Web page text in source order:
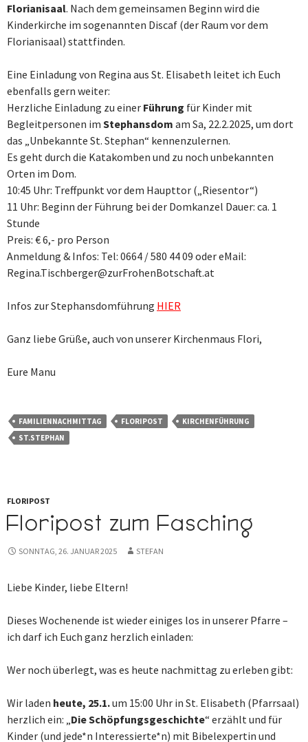
Florianisaal. Nach dem gemeinsamen Beginn wird die
Kinderkirche im sogenannten Discaf (der Raum vor dem
Florianisaal) stattfinden.
Eine Einladung von Regina aus St. Elisabeth leitet ich Euch
ebenfalls gern weiter:
Herzliche Einladung zu einer Führung für Kinder mit
Begleitpersonen im Stephansdom am Sa, 22.2.2025, um dort
das „Unbekannte St. Stephan“ kennenzulernen.
Es geht durch die Katakomben und zu noch unbekannten
Orten im Dom.
10:45 Uhr: Treffpunkt vor dem Haupttor („Riesentor“)
11 Uhr: Beginn der Führung bei der Domkanzel Dauer: ca. 1
Stunde
Preis: € 6,- pro Person
Anmeldung & Infos: Tel: 0664 / 580 44 09 oder eMail:
Regina.Tischberger@zurFrohenBotschaft.at
Infos zur Stephansdomführung HIER
Ganz liebe Grüße, auch von unserer Kirchenmaus Flori,
Eure Manu
FAMILIENNACHMITTAG FLORIPOST
KIRCHENFÜHRUNG
ST.STEPHAN
FLORIPOST
Floripost zum Fasching
SONNTAG, 26. JANUAR 2025 STEFAN
Liebe Kinder, liebe Eltern!
Dieses Wochenende ist wieder einiges los in unserer Pfarre –
ich darf ich Euch ganz herzlich einladen:
Wer noch überlegt, was es heute nachmittag zu erleben gibt:
Wir laden heute, 25.1.um 15:00 Uhr in St. Elisabeth (Pfarrsaal)
herzlich ein: „Die Schöpfungsgeschichte“ erzählt und für
Kinder (und jede*n Interessierte*n) mit Bibelexpertin und